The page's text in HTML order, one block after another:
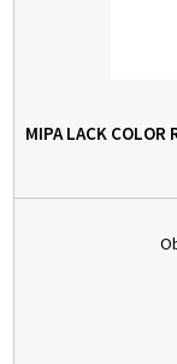
MIPA LACK COLOR